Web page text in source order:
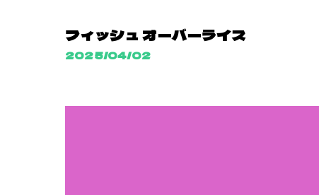
フィッシュ オーバーライス
2025/04/02